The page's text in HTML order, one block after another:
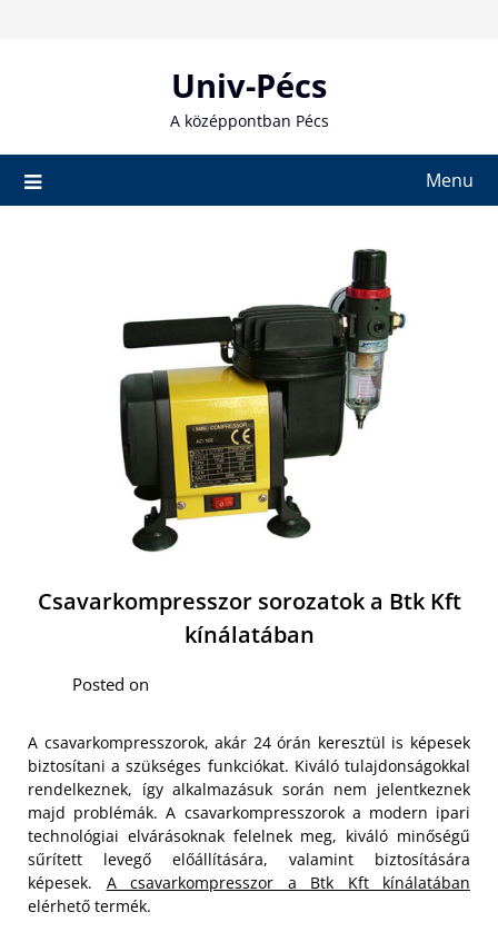
Univ-Pécs
A középpontban Pécs
Menu
Csavarkompresszor sorozatok a Btk Kft
kínálatában
Posted on
A csavarkompresszorok, akár 24 órán keresztül is képesek
biztosítani a szükséges funkciókat. Kiváló tulajdonságokkal
rendelkeznek, így alkalmazásuk során nem jelentkeznek
majd problémák. A csavarkompresszorok a modern ipari
technológiai elvárásoknak felelnek meg, kiváló minőségű
sűrített levegő előállítására, valamint biztosítására
képesek. A csavarkompresszor a Btk Kft kínálatában
elérhető termék.